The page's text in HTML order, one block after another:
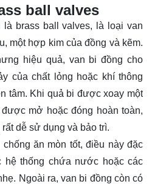
ball valves
brass ball valves, là loại van
một hợp kim của đồng và kẽm.
hiệu quả, van bi đồng cho
của chất lỏng hoặc khí thông
tâm. Khi quả bi được xoay một
mở hoặc đóng hoàn toàn,
dễ sử dụng và bảo trì.
ăn mòn tốt, điều này đặc
hệ thống chứa nước hoặc các
Ngoài ra, van bi đồng còn có